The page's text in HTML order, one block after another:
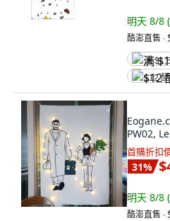
明天 8/8
酷澎直售 ∙
满
$12
PW02,
首購折扣
31%
明天 8/8
酷澎直售 ∙